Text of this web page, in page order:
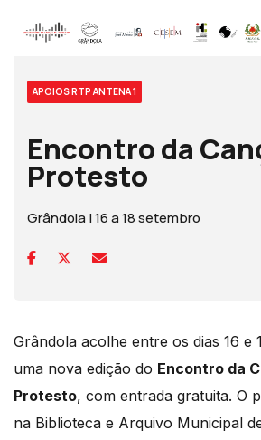
APOIOS RTP ANTENA 1
Encontro da
Protesto
Grândola | 16 a 18 setembro
Grândola acolhe entre os dias 16 e
uma nova edição do Encontro da
Protesto, com entrada gratuita. O
na Biblioteca e Arquivo Municipal